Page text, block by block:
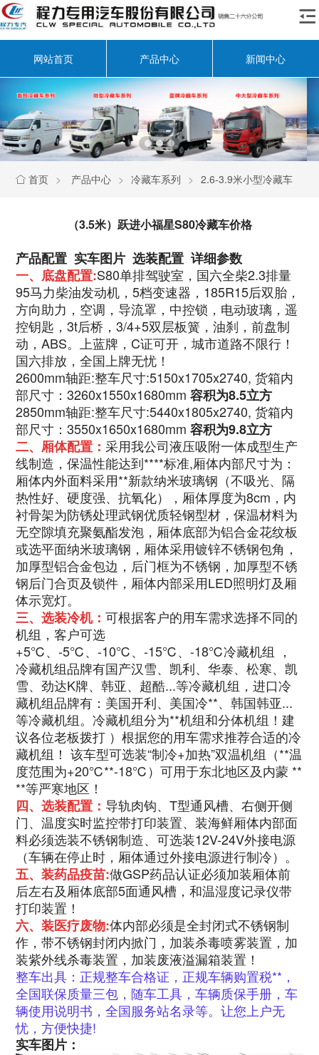

网站首页 产品中心 新闻中心
 首页 > 产品中心 > 冷藏车系列 > 2.6-3.9米小型冷藏车
（3.5米）跃进小福星S80冷藏车价格
产品配置 实车图片 选装配置 详细参数
一、底盘配置:S80‭‮排单‬‬驾驶室，国六全柴2.3排量
95马力柴油发动机，5档变速器，‭‮51R581‬‬后双胎，
方向助力，空调，导流罩，中控锁，电动玻璃，遥
控钥匙，3t后桥，3/4+5双层板簧，油刹，‭‮盘前‬‬制
动，ABS。上蓝牌，C证可开，城市道路不限行！
国六排放，全国上牌无忧！
2600mm轴距:整车尺寸:5150x1705x2740,货箱内
部尺寸：3260x1550x1680mm容积为8.5立方
2850mm轴距:整车尺寸:5440x1805x2740, 货箱内
部尺寸：3550x1650x1680mm容积为9.8立方
二、厢体配置：采用我公司液压吸附一体成型生产
线制造，保温性能达到****标准,厢体内部尺寸为：
厢体内外面料采用**新款纳米玻璃钢（不吸光、隔
热性好、硬度强、抗氧化），厢体厚度为8cm，内
衬骨架为防锈处理武钢优质轻钢型材，保温材料为
无空隙填充聚氨酯发泡，厢体底部为铝合金花纹板
或选平面纳米玻璃钢，厢体采用镀锌不锈钢包角，
加厚型铝合金包边，后门框为不锈钢，加厚型不锈
钢后门合页及锁件，厢体内部采用LED照明灯及厢
体示宽灯。
三、选装冷机：可根据客户的用车需求选择不同的
机组，客户可选
+5℃、-5℃、-10℃、-15℃、-18℃冷藏机组 ，
冷藏机组品牌有国产汉雪、凯利、华泰、松寒、凯
雪、劲达K牌、韩亚、超酷...等冷藏机组，进口冷
藏机组品牌有：美国开利、美国冷**、韩国韩亚...
等冷藏机组。冷藏机组分为**机组和分体机组！建
议各位老板拨打 ）根据您的用车需求推荐合适的冷
藏机组！ 该车型可选装“制冷+加热”双温机组（**温
度范围为+20℃**-18℃）可用于东北地区及内蒙 **
**等严寒地区！
四、选装配置：导轨肉钩、T型通风槽、右侧开侧
门、温度实时监控带打印装置、装海鲜厢体内部面
料必须选装不锈钢制造、可选装12V-24V外接电源
（车辆在停止时，厢体通过外接电源进行制冷）。
五、装药品疫苗:做GSP药品认证必须加装厢体前
后左右及厢体底部5面通风槽，和温湿度记录仪带
打印装置！
六、装医疗废物:体内部必须是全封闭式不锈钢制
作，带不锈钢封闭内掀门，加装杀毒喷雾装置，加
装紫外线杀毒装置，加装废液溢漏箱装置！
整车出具：正规整车合格证，正规车辆购置税**，
全国联保质量三包，随车工具，车辆质保手册，车
辆使用说明书，全国服务站名录等。让您上户无
忧，方便快捷!
实车图片：